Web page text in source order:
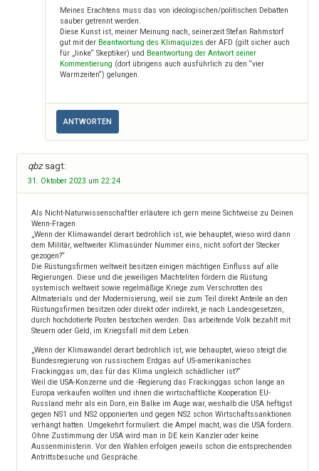
Meines Erachtens muss das von ideologischen/politischen Debatten
sauber getrennt werden.
Diese Kunst ist, meiner Meinung nach, seinerzeit Stefan Rahmstorf
gut mit der Beantwortung des Klimaquizes der AFD (gilt sicher auch
für „linke“ Skeptiker) und Beantwortung der Antwort seiner
Kommentierung (dort übrigens auch ausführlich zu den “vier
Warmzeiten“) gelungen.
ANTWORTEN
qbz sagt:
31. Oktober 2023 um 22:24
Als Nicht-Naturwissenschaftler erläutere ich gern meine Sichtweise zu Deinen
Wenn-Fragen.
„Wenn der Klimawandel derart bedrohlich ist, wie behauptet, wieso wird dann
dem Militär, weltweiter Klimasünder Nummer eins, nicht sofort der Stecker
gezogen?“
Die Rüstungsfirmen weltweit besitzen einigen mächtigen Einfluss auf alle
Regierungen. Diese und die jeweiligen Machteliten fördern die Rüstung
systemisch weltweit sowie regelmäßige Kriege zum Verschrotten des
Altmaterials und der Modernisierung, weil sie zum Teil direkt Anteile an den
Rüstungsfirmen besitzen oder direkt oder indirekt, je nach Landesgesetzen,
durch hochdotierte Posten bestochen werden. Das arbeitende Volk bezahlt mit
Steuern oder Geld, im Kriegsfall mit dem Leben.
„Wenn der Klimawandel derart bedrohlich ist, wie behauptet, wieso steigt die
Bundesregierung von russischem Erdgas auf US-amerikanisches
Frackinggas um, das für das Klima ungleich schädlicher ist?“
Weil die USA-Konzerne und die -Regierung das Frackinggas schon lange an
Europa verkaufen wollten und ihnen die wirtschaftliche Kooperation EU-
Russland mehr als ein Dorn, ein Balke im Auge war, weshalb die USA heftigst
gegen NS1 und NS2 opponierten und gegen NS2 schon Wirtschaftssanktionen
verhängt hatten. Umgekehrt formuliert: die Ampel macht, was die USA fordern.
Ohne Zustimmung der USA wird man in DE kein Kanzler oder keine
Aussenministerin. Vor den Wahlen erfolgen jeweils schon die entsprechenden
Antrittsbesuche und Gespräche.